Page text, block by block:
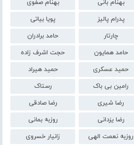
بهنام بانی
بهنام صفوی
پدرام پالیز
پویا بیاتی
چارتار
حامد برادران
حامد همایون
حجت اشرف زاده
حمید عسکری
حمید هیراد
رامین بی باک
رستاک
رضا شیری
رضا صادقی
رضا یزدانی
روزبه بمانی
روزبه نعمت الهی
زانیار خسروی